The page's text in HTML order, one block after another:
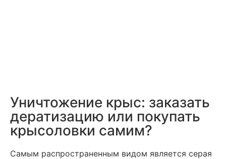
Уничтожение крыс: заказать
дератизацию или покупать
крысоловки самим?
Самым распространенным видом является серая